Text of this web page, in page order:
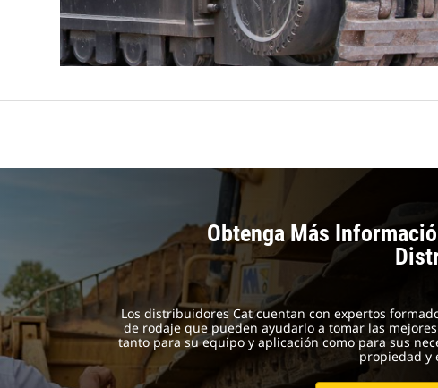
Obtenga Más
Los distribuidores Cat cuentan con expertos
de rodaje que pueden ayudarlo a tomar las
tanto para su equipo y aplicación como para sus
propiedad y